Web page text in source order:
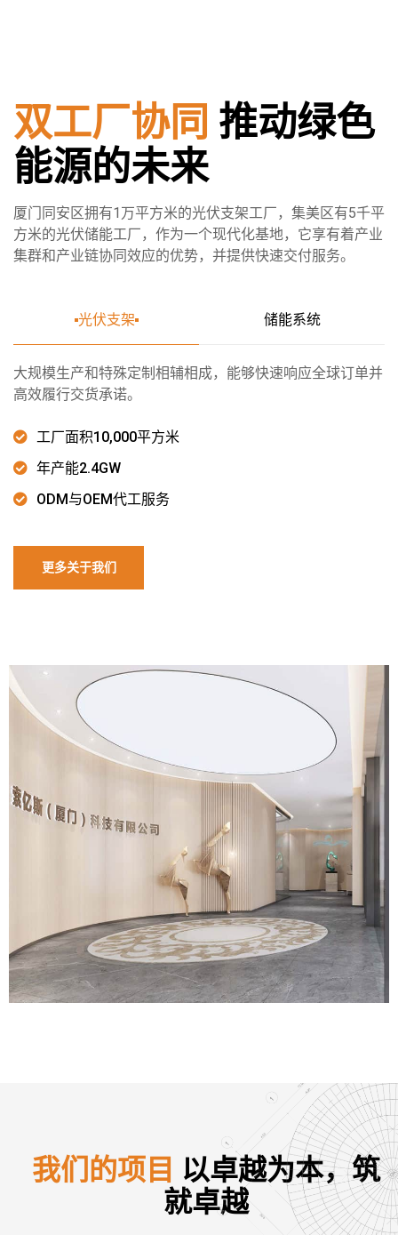
双工厂协同 推动绿色
能源的未来
厦门同安区拥有1万平方米的光伏支架工厂，集美区有5千平
方米的光伏储能工厂，作为一个现代化基地，它享有着产业
集群和产业链协同效应的优势，并提供快速交付服务。
光伏支架 储能系统
大规模生产和特殊定制相辅相成，能够快速响应全球订单并
高效履行交货承诺。
工厂面积10,000平方米
年产能2.4GW
ODM与OEM代工服务
更多关于我们
我们的项目 以卓越为本，筑
就卓越